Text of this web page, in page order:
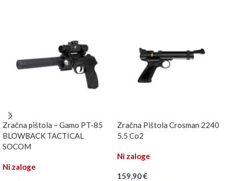
Zračna pištola – Gamo PT-85
BLOWBACK TACTICAL
SOCOM
Ni zaloge
Zračna Pištola Crosman 2240
5.5 Co2
Ni zaloge
159,90€